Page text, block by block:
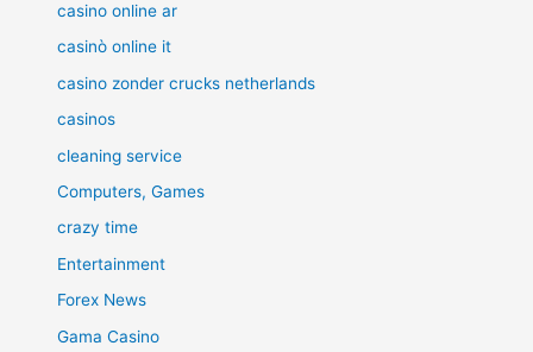
casino online ar
casinò online it
casino zonder crucks netherlands
casinos
cleaning service
Computers, Games
crazy time
Entertainment
Forex News
Gama Casino